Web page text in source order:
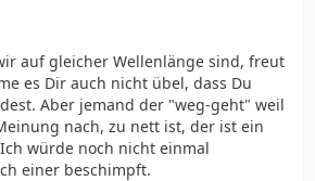
auf gleicher Wellenlänge sind, freut
es Dir auch nicht übel, dass Du
Aber jemand der "weg-geht" weil
nach, zu nett ist, der ist ein
würde noch nicht einmal
einer beschimpft.